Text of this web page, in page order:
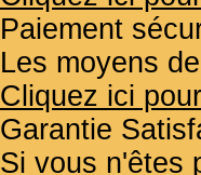
Paiement
Les moyens
Cliquez ici
Garantie
Si vous n'êtes